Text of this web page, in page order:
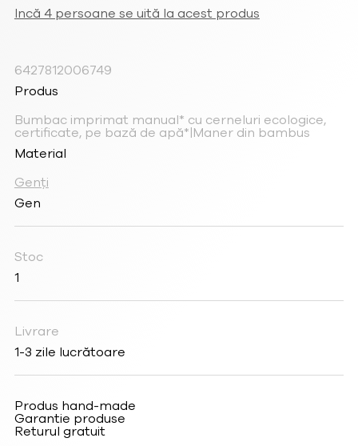
din
gradina'
Incă 4 persoane se uită la acest produs
6427812006749
Produs
Bumbac imprimat manual* cu cerneluri ecologice,
certificate, pe bază de apă*|Maner din bambus
Material
Genți
Gen
Stoc
1
Livrare
1-3 zile lucrătoare
Produs hand-made
Garantie produse
Returul gratuit